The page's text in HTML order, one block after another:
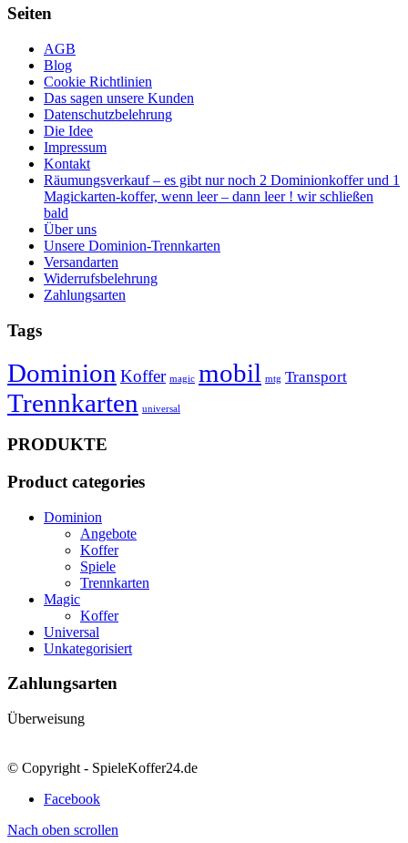
Seiten
AGB
Blog
Cookie Richtlinien
Das sagen unsere Kunden
Datenschutzbelehrung
Die Idee
Impressum
Kontakt
Räumungsverkauf – es gibt nur noch 2 Dominionkoffer und 1
Magickarten-koffer, wenn leer – dann leer ! wir schließen
bald
Über uns
Unsere Dominion-Trennkarten
Versandarten
Widerrufsbelehrung
Zahlungsarten
Tags
Dominion Koffer magic mobil mtg Transport
Trennkarten universal
PRODUKTE
Product categories
Dominion
Angebote
Koffer
Spiele
Trennkarten
Magic
Koffer
Universal
Unkategorisiert
Zahlungsarten
Überweisung
© Copyright - SpieleKoffer24.de
Facebook
Nach oben scrollen